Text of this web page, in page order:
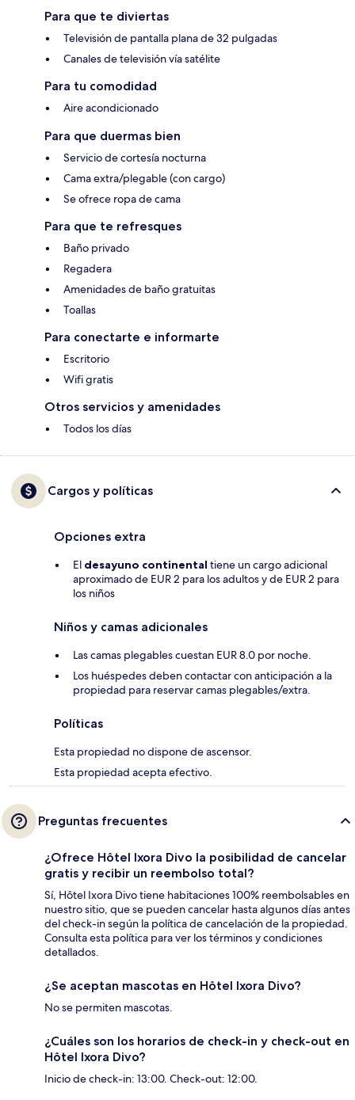
Para que te diviertas
Televisión de pantalla plana de 32 pulgadas
Canales de televisión vía satélite
Para tu comodidad
Aire acondicionado
Para que duermas bien
Servicio de cortesía nocturna
Cama extra/plegable (con cargo)
Se ofrece ropa de cama
Para que te refresques
Baño privado
Regadera
Amenidades de baño gratuitas
Toallas
Para conectarte e informarte
Escritorio
Wifi gratis
Otros servicios y amenidades
Todos los días
Cargos y políticas
Opciones extra
El desayuno continental tiene un cargo adicional
aproximado de EUR 2 para los adultos y de EUR 2 para
los niños
Niños y camas adicionales
Las camas plegables cuestan EUR 8.0 por noche.
Los huéspedes deben contactar con anticipación a la
propiedad para reservar camas plegables/extra.
Políticas
Esta propiedad no dispone de ascensor.
Esta propiedad acepta efectivo.
Preguntas frecuentes
¿Ofrece Hôtel Ixora Divo la posibilidad de cancelar
gratis y recibir un reembolso total?
Sí, Hôtel Ixora Divo tiene habitaciones 100% reembolsables en
nuestro sitio, que se pueden cancelar hasta algunos días antes
del check-in según la política de cancelación de la propiedad.
Consulta esta política para ver los términos y condiciones
detallados.
¿Se aceptan mascotas en Hôtel Ixora Divo?
No se permiten mascotas.
¿Cuáles son los horarios de check-in y check-out en
Hôtel Ixora Divo?
Inicio de check-in: 13:00. Check-out: 12:00.